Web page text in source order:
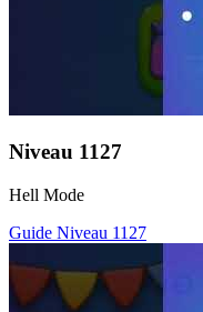
Niveau 1127
Hell Mode
Guide Niveau 1127